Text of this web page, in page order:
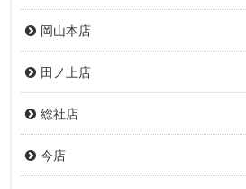
岡山本店
田ノ上店
総社店
今店